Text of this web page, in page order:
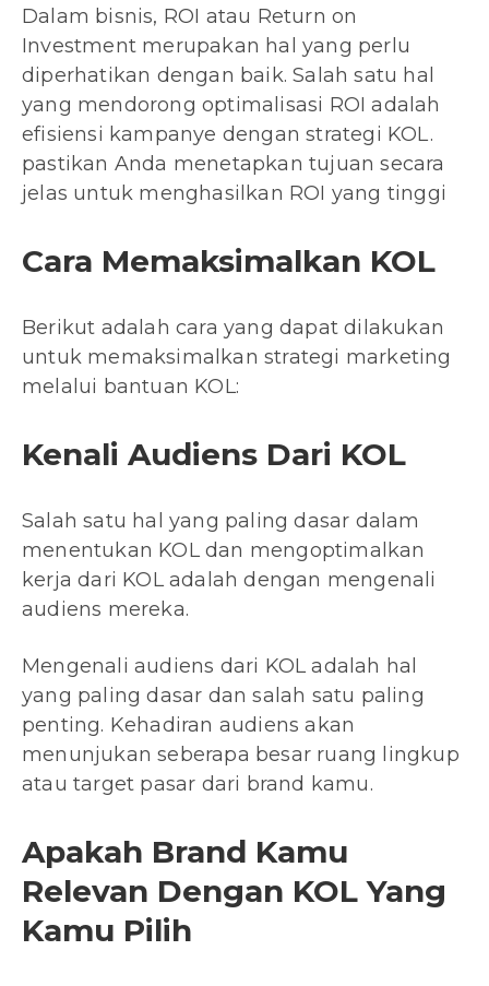
Dalam bisnis, ROI atau Return on
Investment merupakan hal yang perlu
diperhatikan dengan baik. Salah satu hal
yang mendorong optimalisasi ROI adalah
efisiensi kampanye dengan strategi KOL.
pastikan Anda menetapkan tujuan secara
jelas untuk menghasilkan ROI yang tinggi
Cara Memaksimalkan KOL
Berikut adalah cara yang dapat dilakukan
untuk memaksimalkan strategi marketing
melalui bantuan KOL:
Kenali Audiens Dari KOL
Salah satu hal yang paling dasar dalam
menentukan KOL dan mengoptimalkan
kerja dari KOL adalah dengan mengenali
audiens mereka.
Mengenali audiens dari KOL adalah hal
yang paling dasar dan salah satu paling
penting. Kehadiran audiens akan
menunjukan seberapa besar ruang lingkup
atau target pasar dari brand kamu.
Apakah Brand Kamu
Relevan Dengan KOL Yang
Kamu Pilih